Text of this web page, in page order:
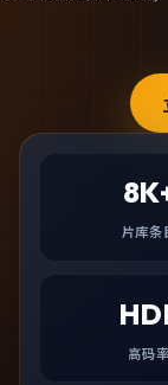
片库条
高码率